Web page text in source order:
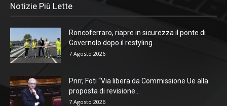
Notizie Più Lette
Roncoferraro, riapre in sicurezza il ponte di
Governolo dopo il restyling...
7 Agosto 2026
Pnrr, Foti “Via libera da Commissione Ue alla
proposta di revisione...
7 Agosto 2026